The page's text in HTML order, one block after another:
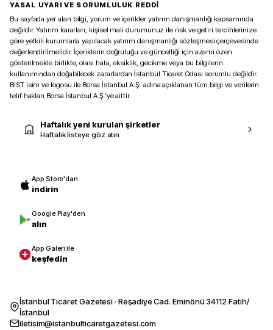
YASAL UYARI VE SORUMLULUK REDDİ
Bu sayfada yer alan bilgi, yorum ve içerikler yatırım danışmanlığı kapsamında
değildir. Yatırım kararları, kişisel mali durumunuz ile risk ve getiri tercihlerinize
göre yetkili kurumlarla yapılacak yatırım danışmanlığı sözleşmesi çerçevesinde
değerlendirilmelidir. İçeriklerin doğruluğu ve güncelliği için azami özen
gösterilmekle birlikte, olası hata, eksiklik, gecikme veya bu bilgilerin
kullanımından doğabilecek zararlardan İstanbul Ticaret Odası sorumlu değildir.
BIST isim ve logosu ile Borsa İstanbul A.Ş. adına açıklanan tüm bilgi ve verilerin
telif hakları Borsa İstanbul A.Ş.’ye aittir.
Haftalık yeni kurulan şirketler
Haftalık listeye göz atın
App Store'dan
indirin
Google Play'den
alın
App Galeri ile
keşfedin
İstanbul Ticaret Gazetesi · Reşadiye Cad. Eminönü 34112 Fatih/
İstanbul
iletisim@istanbulticaretgazetesi.com